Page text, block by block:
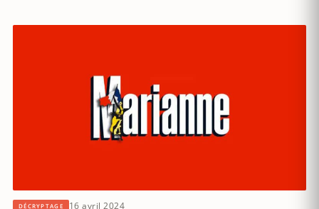
DÉCRYPTAGE 16 avril 2024